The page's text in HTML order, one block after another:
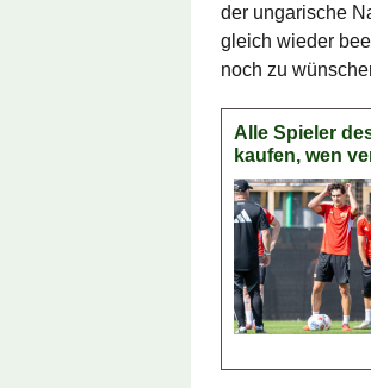
der ungarische
gleich wieder
noch zu
Alle Spieler
kaufen, wen